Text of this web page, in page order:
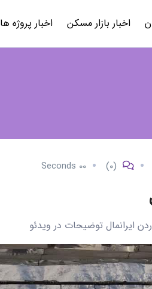
اخبار بازار مسکن اخبار پروژه ها
(۰) 00 Seconds
ایرانمال توضیحات در ویدئو